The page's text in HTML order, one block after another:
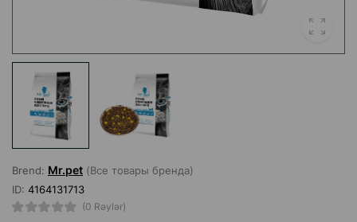
Brend: Mr.pet (Все товары бренда)
ID: 4164131713
(0 Rəylər)